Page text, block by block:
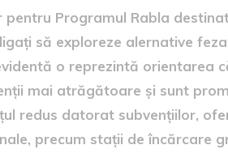
Programul Rabla
să exploreze alernative
o reprezintă orientarea
mai atrăgătoare și sunt
redus datorat subvențiilor,
precum stații de încărcare